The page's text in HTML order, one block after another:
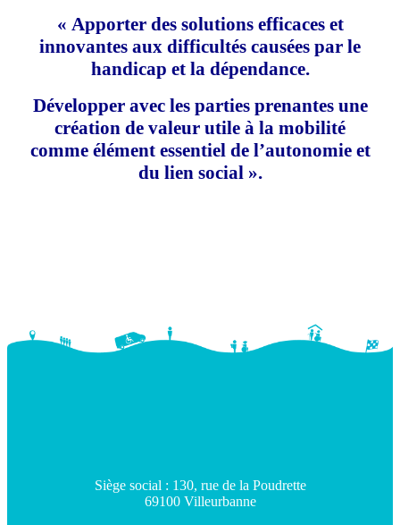
« Apporter des solutions efficaces et
innovantes aux difficultés causées par le
handicap et la dépendance.
Développer avec les parties prenantes une
création de valeur utile à la mobilité
comme élément essentiel de l’autonomie et
du lien social ».
Siège social : 130, rue de la Poudrette
69100 Villeurbanne